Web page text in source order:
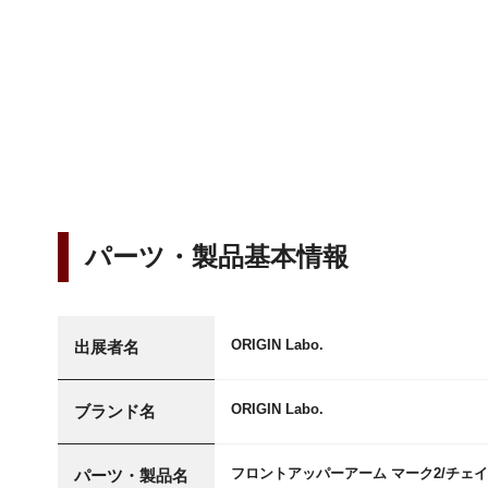
パーツ・製品基本情報
出展者名 ORIGIN Labo.
ブランド名 ORIGIN Labo.
パーツ・製品名 フロントアッパーアーム マーク2/チェ